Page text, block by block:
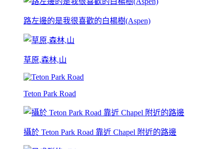
路左邊的是我很喜歡的白楊樹(Aspen)
草原,森林,山
Teton Park Road
攝於 Teton Park Road 靠近 Chapel 附近的路邊